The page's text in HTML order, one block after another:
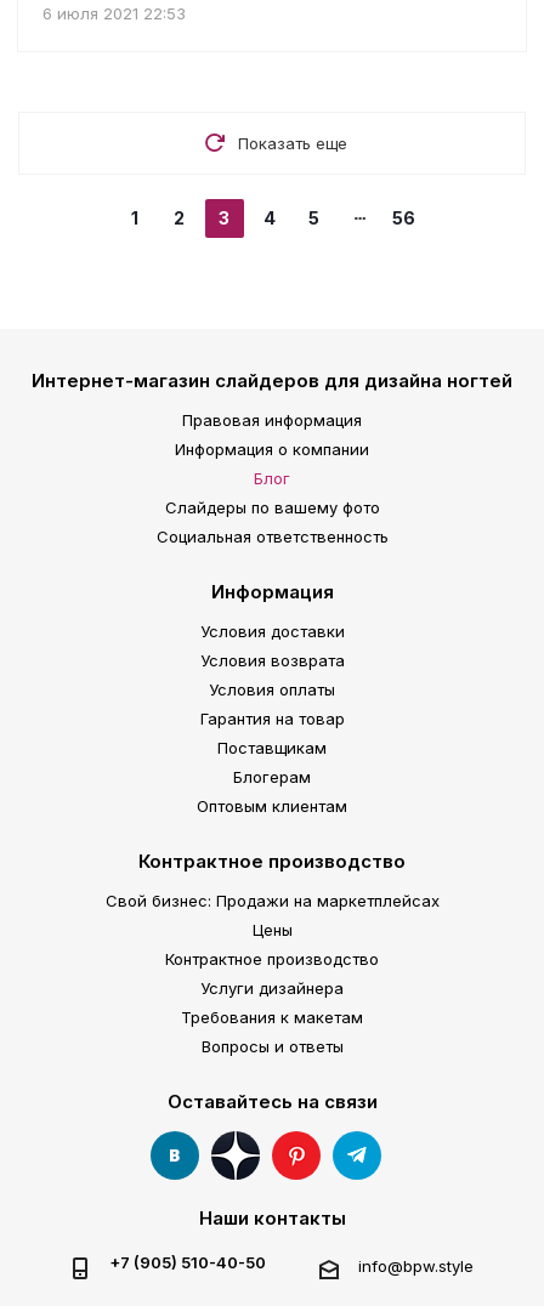
6 июля 2021 22:53
Показать еще
1 2 3 4 5 56
Интернет-магазин слайдеров для дизайна ногтей
Правовая информация
Информация о компании
Блог
Слайдеры по вашему фото
Социальная ответственность
Информация
Условия доставки
Условия возврата
Условия оплаты
Гарантия на товар
Поставщикам
Блогерам
Оптовым клиентам
Контрактное производство
Свой бизнес: Продажи на маркетплейсах
Цены
Контрактное производство
Услуги дизайнера
Требования к макетам
Вопросы и ответы
Оставайтесь на связи
Наши контакты
+7 (905) 510-40-50 info@bpw.style